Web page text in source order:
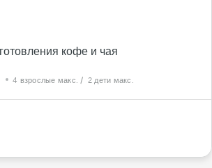
кофе и чая
4 взрослые макс. / 2 дети макс.